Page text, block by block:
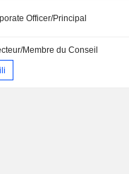
Officer/Principal
Membre du Conseil